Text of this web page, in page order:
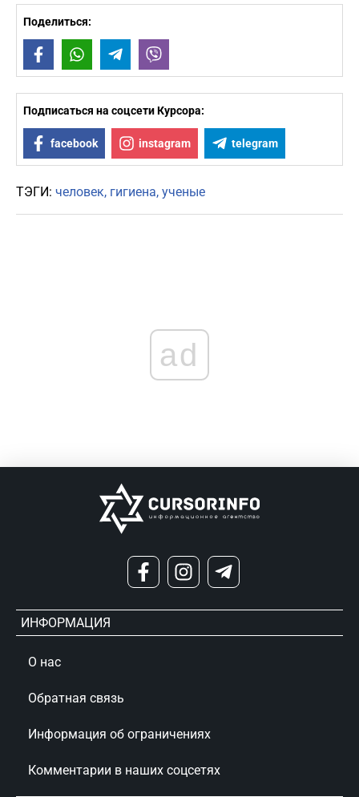
Поделиться:
FacebookWhatsAppTelegram
Подписаться на соцсети Курсора:
facebook instagram telegram
ТЭГИ: человек гигиена ученые
ad
ИНФОРМАЦИЯ
О нас
Обратная связь
Информация об ограничениях
Комментарии в наших соцсетях